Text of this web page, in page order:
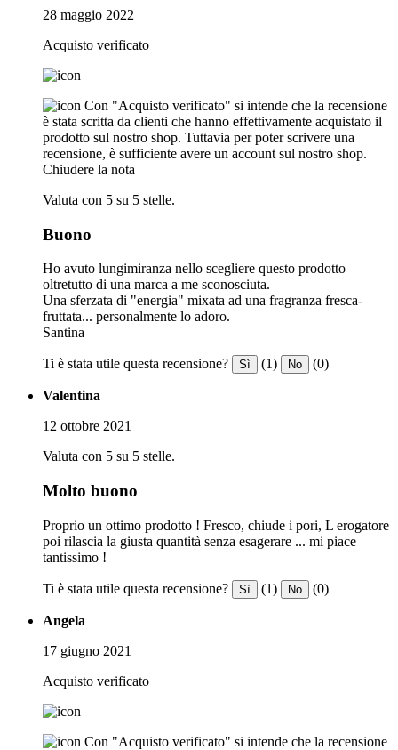
28 maggio 2022
Acquisto verificato
Con "Acquisto verificato" si intende che la recensione
è stata scritta da clienti che hanno effettivamente acquistato il
prodotto sul nostro shop. Tuttavia per poter scrivere una
recensione, è sufficiente avere un account sul nostro shop.
Chiudere la nota
Valuta con 5 su 5 stelle.
Buono
Ho avuto lungimiranza nello scegliere questo prodotto
oltretutto di una marca a me sconosciuta.
Una sferzata di "energia" mixata ad una fragranza fresca-
fruttata... personalmente lo adoro.
Santina
Ti è stata utile questa recensione? Sì (1) No (0)
Valentina
12 ottobre 2021
Valuta con 5 su 5 stelle.
Molto buono
Proprio un ottimo prodotto ! Fresco, chiude i pori, L erogatore
poi rilascia la giusta quantità senza esagerare ... mi piace
tantissimo !
Ti è stata utile questa recensione? Sì (1) No (0)
Angela
17 giugno 2021
Acquisto verificato
Con "Acquisto verificato" si intende che la recensione